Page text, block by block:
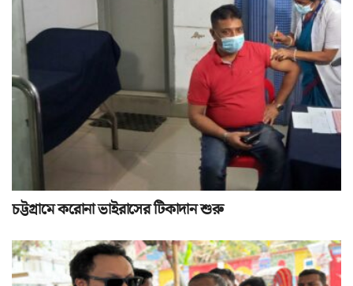
চট্টগ্রামে করোনা ভাইরাসের টিকাদান শুরু